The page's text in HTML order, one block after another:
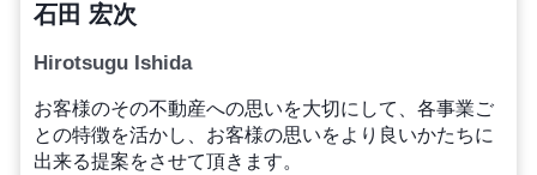
石田 宏次
Hirotsugu Ishida
お客様のその不動産への思いを大切にして、各事業ご
との特徴を活かし、お客様の思いをより良いかたちに
出来る提案をさせて頂きます。